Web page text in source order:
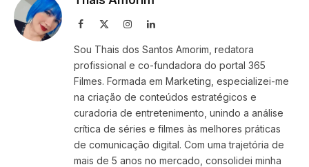
Facebook InstagramLinkedIn
Sou Thais dos Santos Amorim, redatora
profissional e co-fundadora do portal 365
Filmes. Formada em Marketing, especializei-me
na criação de conteúdos estratégicos e
curadoria de entretenimento, unindo a análise
crítica de séries e filmes às melhores práticas
de comunicação digital. Com uma trajetória de
mais de 5 anos no mercado, consolidei minha